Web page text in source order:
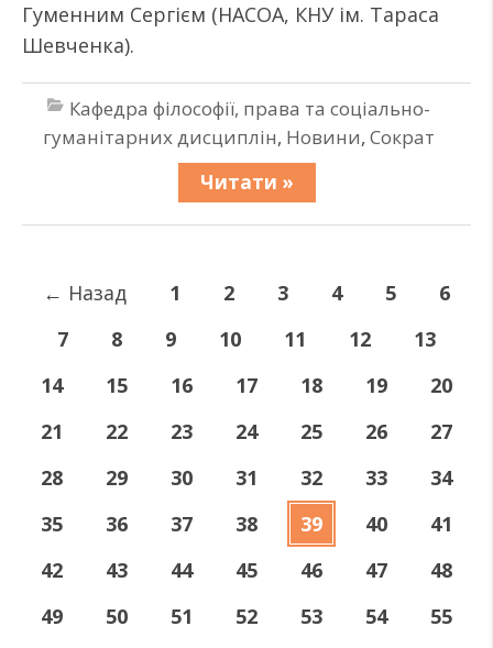
Гуменним Сергієм (НАСОА, КНУ ім. Тараса
Шевченка).
Кафедра філософії, права та соціально-
гуманітарних дисциплін, Новини, Сократ
Читати »
← Назад 1 2 3 4 5
6
7
8 9 10 11 12
13
14
15 16 17 18 19
20
21
22 23 24 25 26
27
28
29 30 31 32 33
34
35
36 37 38 39 40
41
42
43 44 45 46 47
48
49
50 51 52 53 54
55